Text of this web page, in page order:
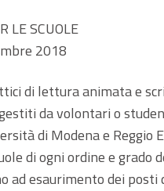
LE SCUOLE
2018
di lettura animata e
da volontari o
di Modena e
di ogni ordine e
ad esaurimento dei posti